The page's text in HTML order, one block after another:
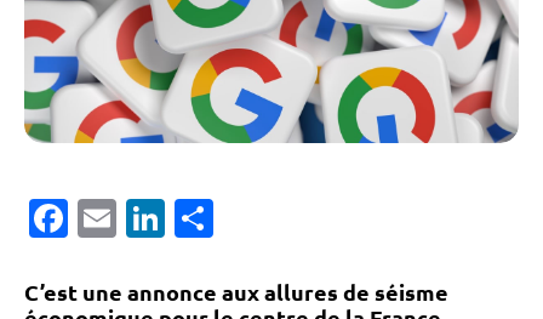
Facebook
EmailLinkedIn
C’est une annonce aux allures de séisme